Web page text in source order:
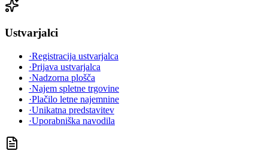
Ustvarjalci
·Registracija ustvarjalca
·Prijava ustvarjalca
·Nadzorna plošča
·Najem spletne trgovine
·Plačilo letne najemnine
·Unikatna predstavitev
·Uporabniška navodila